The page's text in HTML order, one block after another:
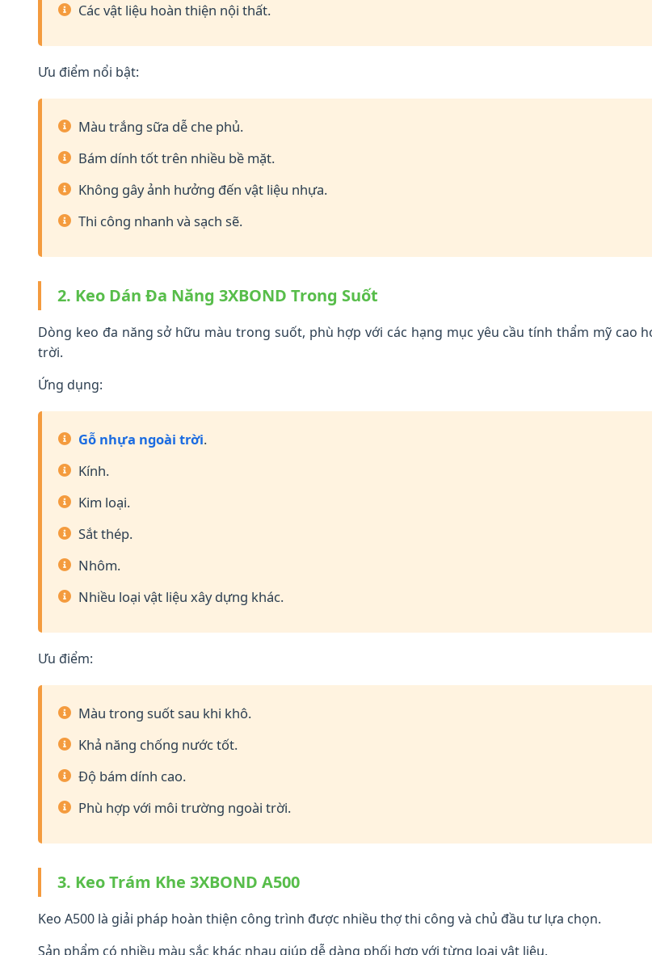
Các vật liệu hoàn thiện nội thất.
Ưu điểm nổi bật:
Màu trắng sữa dễ che phủ.
Bám dính tốt trên nhiều bề mặt.
Không gây ảnh hưởng đến vật liệu nhựa.
Thi công nhanh và sạch sẽ.
2. Keo Dán Đa Năng 3XBOND Trong Suốt
Dòng keo đa năng sở hữu màu trong suốt, phù hợp với các hạng mục yêu cầu tính thẩm mỹ cao
trời.
Ứng dụng:
Gỗ nhựa ngoài trời.
Kính.
Kim loại.
Sắt thép.
Nhôm.
Nhiều loại vật liệu xây dựng khác.
Ưu điểm:
Màu trong suốt sau khi khô.
Khả năng chống nước tốt.
Độ bám dính cao.
Phù hợp với môi trường ngoài trời.
3. Keo Trám Khe 3XBOND A500
Keo A500 là giải pháp hoàn thiện công trình được nhiều thợ thi công và chủ đầu tư lựa chọn.
Sản phẩm có nhiều màu sắc khác nhau giúp dễ dàng phối hợp với từng loại vật liệu.